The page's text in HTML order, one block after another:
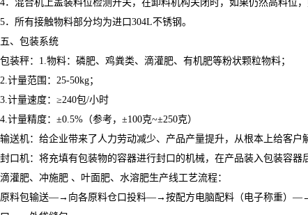
4．混合机上盖装料位检测开关，在卸料机构关闭时，如果仍然高料位，
5．所有接触物料部分均为进口304L不锈钢。
五、包装系统
包装秤：1.物料：磷肥、鸡粪类、滴灌肥、有机肥等粉状颗粒物料；
2.计量范围：25-50kg；
3.计量速度：≥240包/小时
4.计量精度：±0.5%（参考，±100克~±250克）
输送机：给企业带来了人力劳动减少、产品产量提升，从根本上给客户
封口机：将充填有包装物的容器进行封口的机械，在产品装入包装容
滴灌肥、冲施肥 、叶面肥、水溶肥生产线工艺流程：
原料包输送―→向各原料仓口投料―→按配方电脑配料（电子称重